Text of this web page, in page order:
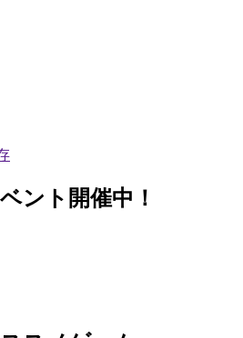
ント開催中！